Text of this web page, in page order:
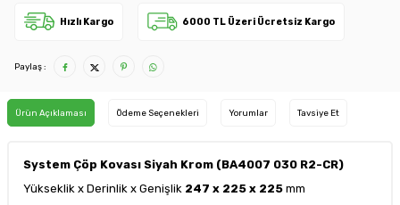
Hızlı Kargo 6000 TL Üzeri Ücretsiz Kargo
Paylaş :
Ürün Açıklaması Ödeme Seçenekleri Yorumlar Tavsiye Et
System Çöp Kovası Siyah Krom (BA4007 030 R2-CR)
Yükseklik x Derinlik x Genişlik 247 x 225 x 225 mm